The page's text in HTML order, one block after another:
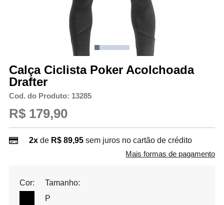
Calça Ciclista Poker Acolchoada
Drafter
Cod. do Produto: 13285
R$ 179,90
2xde R$ 89,95 sem juros no cartão de crédito
Mais formas de pagamento
Cor:
Tamanho:
P